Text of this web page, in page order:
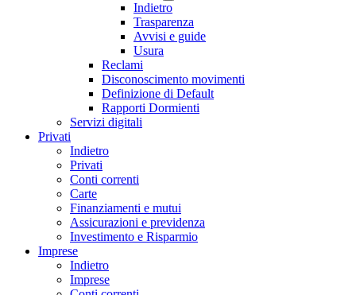
Indietro
Trasparenza
Avvisi e guide
Usura
Reclami
Disconoscimento movimenti
Definizione di Default
Rapporti Dormienti
Servizi digitali
Privati
Indietro
Privati
Conti correnti
Carte
Finanziamenti e mutui
Assicurazioni e previdenza
Investimento e Risparmio
Imprese
Indietro
Imprese